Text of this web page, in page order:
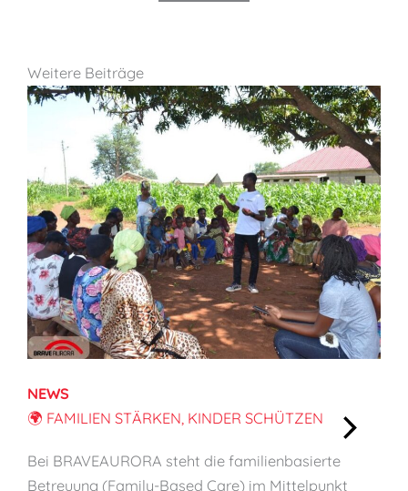
Weitere Beiträge
NEWS
🌍 FAMILIEN STÄRKEN, KINDER SCHÜTZEN
Bei BRAVEAURORA steht die familienbasierte
Betreuung (Family-Based Care) im Mittelpunkt